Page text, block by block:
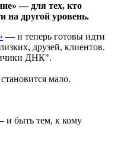
— для тех, кто
на другой уровень.
— и теперь готовы идти
друзей, клиентов.
ДНК".
мало.
и быть тем, к кому